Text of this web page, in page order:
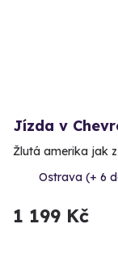
Jízda v
Žlutá amerika jak
Ostrava (+ 6
1 199 Kč